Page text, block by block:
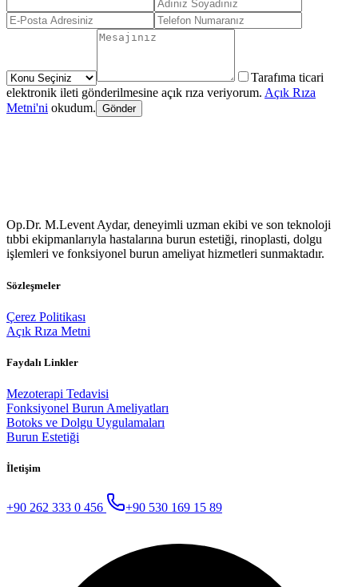
Tarafıma ticari
elektronik ileti gönderilmesine açık rıza veriyorum. Açık Rıza
Metni'ni okudum. Gönder
Op.Dr. M.Levent Aydar, deneyimli uzman ekibi ve son teknoloji
tıbbi ekipmanlarıyla hastalarına burun estetiği, rinoplasti, dolgu
işlemleri ve fonksiyonel burun ameliyat hizmetleri sunmaktadır.
Sözleşmeler
Çerez Politikası
Açık Rıza Metni
Faydalı Linkler
Mezoterapi Tedavisi
Fonksiyonel Burun Ameliyatları
Botoks ve Dolgu Uygulamaları
Burun Estetiği
İletişim
+90 262 333 0 456 +90 530 169 15 89